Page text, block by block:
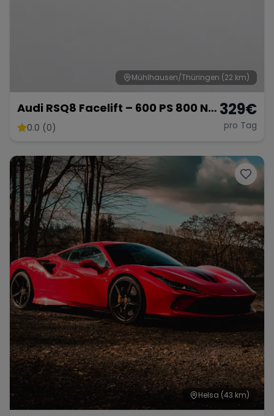
Mühlhausen/Thüringen (22 km)
Audi RSQ8 Facelift – 600 PS 800 NM
- SUV
0.0 (0)
329€
pro Tag
Helsa (43 km)